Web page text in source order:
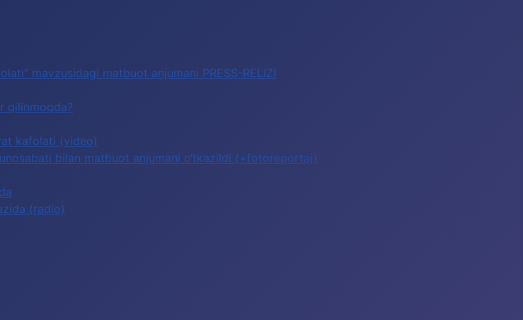
mavzusidagi matbuot anjumani PRESS-RELIZI
qilinmoqda?
kafolati (video)
bilan matbuot anjumani o‘tkazildi (+fotoreportaj)
(radio)